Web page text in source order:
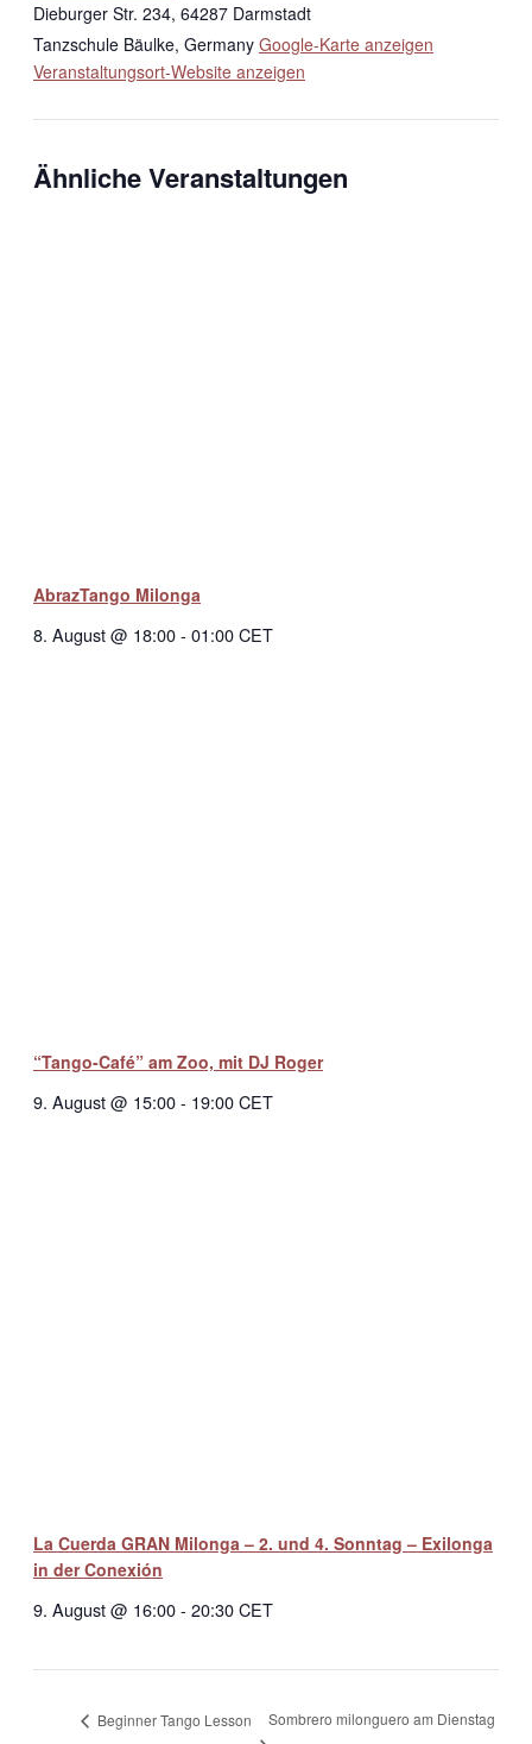
Dieburger Str. 234, 64287 Darmstadt
Tanzschule Bäulke, Germany Google-Karte anzeigen
Veranstaltungsort-Website anzeigen
Ähnliche Veranstaltungen
AbrazTango Milonga
8. August @ 18:00- 01:00CET
“Tango-Café” am Zoo, mit DJ Roger
9. August @ 15:00- 19:00CET
La Cuerda GRAN Milonga – 2. und 4. Sonntag – Exilonga
in der Conexión
9. August @ 16:00- 20:30CET
Beginner Tango Lesson Sombrero milonguero am Dienstag